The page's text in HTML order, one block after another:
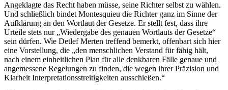
Angeklagte das Recht haben müsse, seine Richter selbst zu wählen.
Und schließlich bindet Montesquieu die Richter ganz im Sinne der
Aufklärung an den Wortlaut der Gesetze. Er stellt fest, dass ihre
Urteile stets nur „Wiedergabe des genauen Wortlauts der Gesetze“
sein dürfen. Wie Detlef Merten treffend bemerkt, offenbart sich hier
eine Vorstellung, die „den menschlichen Verstand für fähig hält,
nach einem einheitlichen Plan für alle denkbaren Fälle genaue und
angemessene Regelungen zu finden, die wegen ihrer Präzision und
Klarheit Interpretationsstreitigkeiten ausschießen.“